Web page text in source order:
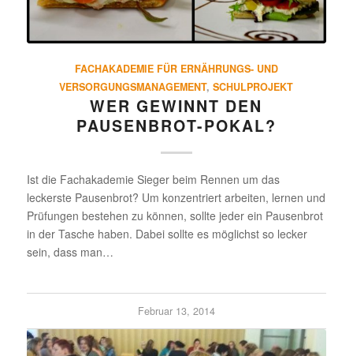
FACHAKADEMIE FÜR ERNÄHRUNGS- UND
VERSORGUNGSMANAGEMENT,SCHULPROJEKT
WER GEWINNT DEN
PAUSENBROT-POKAL?
Ist die Fachakademie Sieger beim Rennen um das
leckerste Pausenbrot? Um konzentriert arbeiten, lernen und
Prüfungen bestehen zu können, sollte jeder ein Pausenbrot
in der Tasche haben. Dabei sollte es möglichst so lecker
sein, dass man…
Februar 13, 2014